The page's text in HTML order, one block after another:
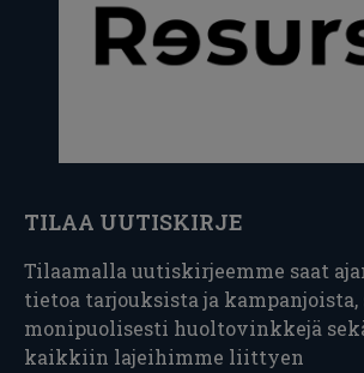
TILAA UUTISKIRJE
Tilaamalla uutiskirjeemme saat
tietoa tarjouksista ja kampanjoista,
monipuolisesti huoltovinkkejä
kaikkiin lajeihimme liittyen